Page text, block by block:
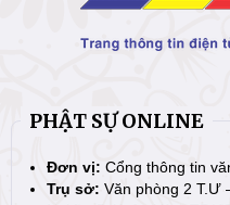
PHẬT SỰ ONLINE
Đơn vị: Cổng thông tin
Trụ sở: Văn phòng 2 T.Ư